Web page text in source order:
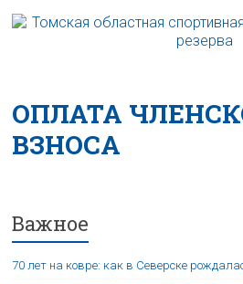
ОПЛАТА
ВЗНОСА
Важное
70 лет на ковре: как в Северске